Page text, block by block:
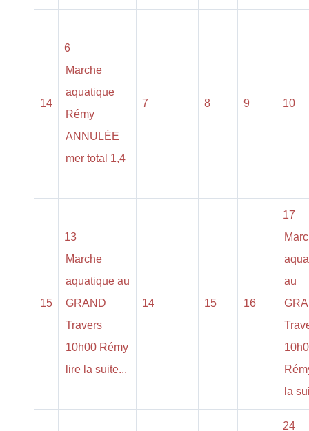
14
6
Marche
aquatique
Rémy
ANNULÉE
mer total 1,4
7 8 9 10
15
13
Marche
aquatique au
GRAND
Travers
10h00 Rémy
lire la suite...
14 15 16
17
au
la
24